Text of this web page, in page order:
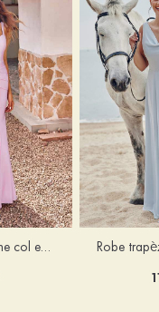
Trumpette/Sirène col en v jersey ras du sol robe de demoiselle d'honneur